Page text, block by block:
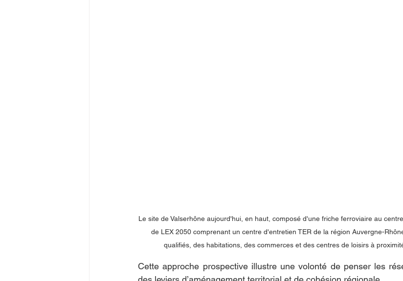
Le site de Valserhône aujourd'hui, en haut, composé d'une friche ferroviaire au
de LEX 2050 comprenant un centre d'entretien TER de la région Auvergne-
qualifiés, des habitations, des commerces et des centres de loisirs à
Cette approche prospective illustre une volonté de penser les